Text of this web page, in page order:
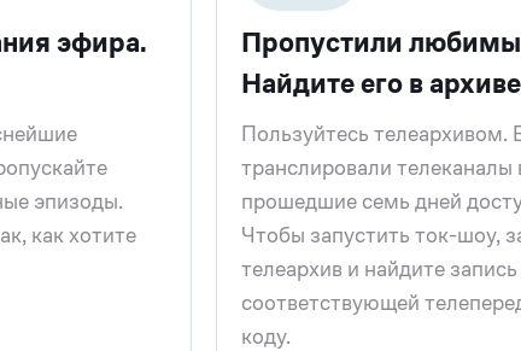
эфира.
эпизоды.
как хотите
Пропустили
Найдите его в
Пользуйтесь телеархивом.
транслировали телеканалы
прошедшие семь дней
Чтобы запустить ток-шоу,
телеархив и найдите запись
соответствующей
коду.